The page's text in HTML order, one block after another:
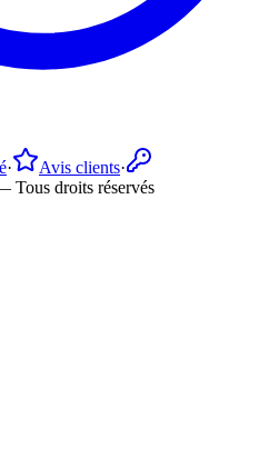
· Avis clients·
Tous droits réservés